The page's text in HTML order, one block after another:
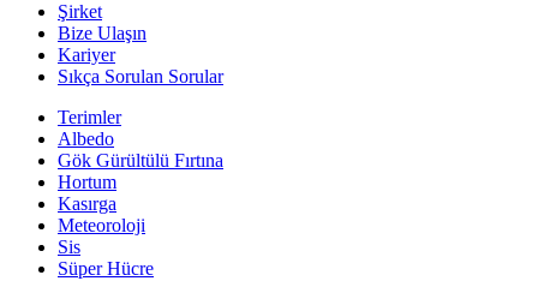
Şirket
Bize Ulaşın
Kariyer
Sıkça Sorulan Sorular
Terimler
Albedo
Gök Gürültülü Fırtına
Hortum
Kasırga
Meteoroloji
Sis
Süper Hücre